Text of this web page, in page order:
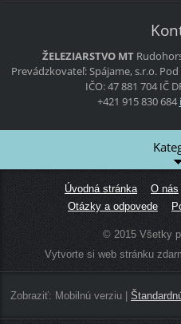
ŽELEZIARSTVO MT
Prevádzkovateľ:Spájame, s.r.o.
IČO: 47 881 704IČ
+421 915 830 684
Úvodná stránka O nás
Otázky a odpovede
© 2015 Všetky
Vytvorte si web stránku
Zobraziť: Mobilnú verziu|